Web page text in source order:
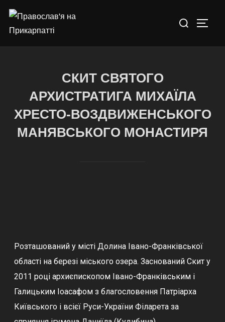
СКИТ СВЯТОГО
АРХИСТРАТИГА МИХАЇЛА
ХРЕСТО-ВОЗДВИЖЕНСЬКОГО
МАНЯВСЬКОГО МОНАСТИРЯ
Розташований у місті Долина Івано-Франківської
області на березі міського озера. Заснований Скит у
2011 році архиєпископом Івано-Франківським і
Галицьким Іоасафом з благословення Патріарха
Київського і всієї Руси-України Філарета за